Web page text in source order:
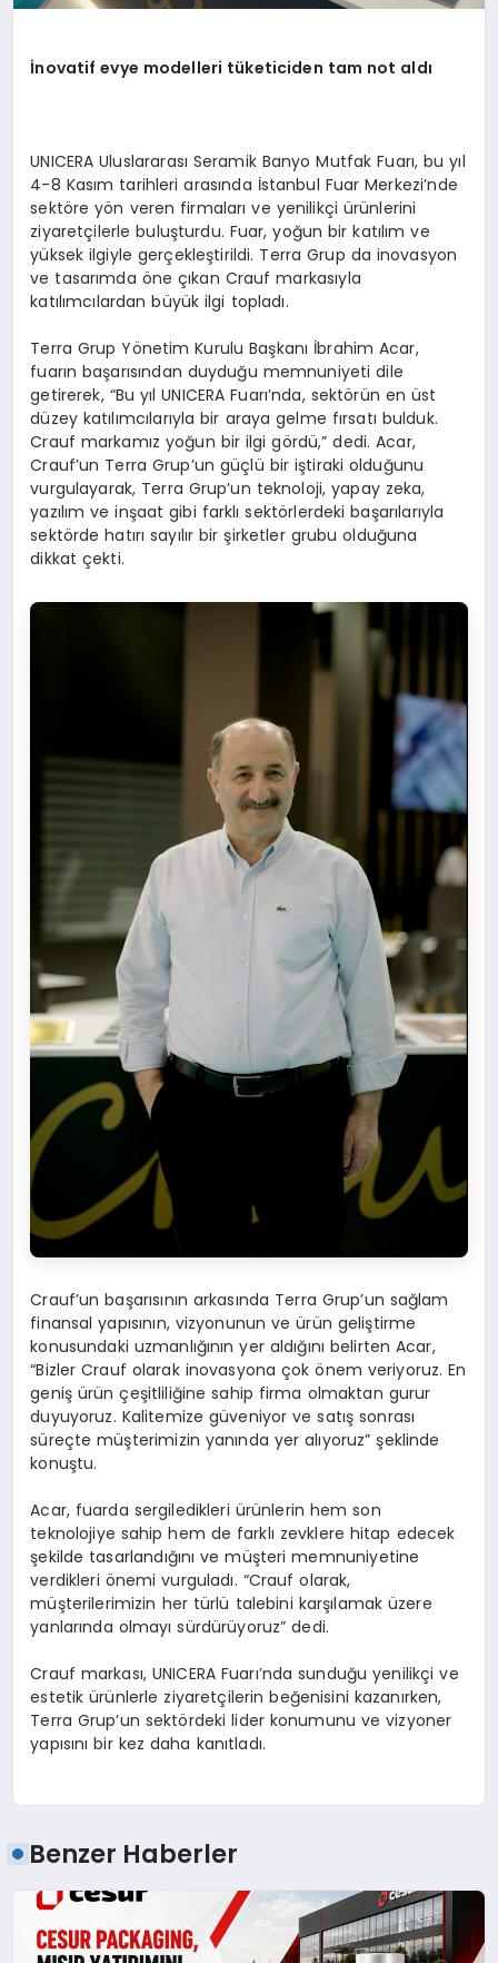
İnovatif evye modelleri tüketiciden tam not aldı
UNICERA Uluslararası Seramik Banyo Mutfak Fuarı, bu yıl
4-8 Kasım tarihleri arasında İstanbul Fuar Merkezi’nde
sektöre yön veren firmaları ve yenilikçi ürünlerini
ziyaretçilerle buluşturdu. Fuar, yoğun bir katılım ve
yüksek ilgiyle gerçekleştirildi. Terra Grup da inovasyon
ve tasarımda öne çıkan Crauf markasıyla
katılımcılardan büyük ilgi topladı.
Terra Grup Yönetim Kurulu Başkanı İbrahim Acar,
fuarın başarısından duyduğu memnuniyeti dile
getirerek, “Bu yıl UNICERA Fuarı’nda, sektörün en üst
düzey katılımcılarıyla bir araya gelme fırsatı bulduk.
Crauf markamız yoğun bir ilgi gördü,” dedi. Acar,
Crauf’un Terra Grup’un güçlü bir iştiraki olduğunu
vurgulayarak, Terra Grup’un teknoloji, yapay zeka,
yazılım ve inşaat gibi farklı sektörlerdeki başarılarıyla
sektörde hatırı sayılır bir şirketler grubu olduğuna
dikkat çekti.
Crauf’un başarısının arkasında Terra Grup’un sağlam
finansal yapısının, vizyonunun ve ürün geliştirme
konusundaki uzmanlığının yer aldığını belirten Acar,
“Bizler Crauf olarak inovasyona çok önem veriyoruz. En
geniş ürün çeşitliliğine sahip firma olmaktan gurur
duyuyoruz. Kalitemize güveniyor ve satış sonrası
süreçte müşterimizin yanında yer alıyoruz” şeklinde
konuştu.
Acar, fuarda sergiledikleri ürünlerin hem son
teknolojiye sahip hem de farklı zevklere hitap edecek
şekilde tasarlandığını ve müşteri memnuniyetine
verdikleri önemi vurguladı. “Crauf olarak,
müşterilerimizin her türlü talebini karşılamak üzere
yanlarında olmayı sürdürüyoruz” dedi.
Crauf markası, UNICERA Fuarı’nda sunduğu yenilikçi ve
estetik ürünlerle ziyaretçilerin beğenisini kazanırken,
Terra Grup’un sektördeki lider konumunu ve vizyoner
yapısını bir kez daha kanıtladı.
Benzer Haberler